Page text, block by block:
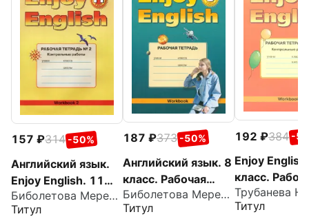
157 314 -50%
Английский язык.
Enjoy English. 11
класс. Рабочая
тетрадь № 2
Биболетова Мерем Забатовна
Титул
187 373 -50%
Английский язык. 8
класс. Рабочая
тетрадь к учебнику
"Английский с
Биболетова Мерем Забатовна
Титул
192 384 -
Enjoy
класс.
тетрадь №2
учебнику.
Титул